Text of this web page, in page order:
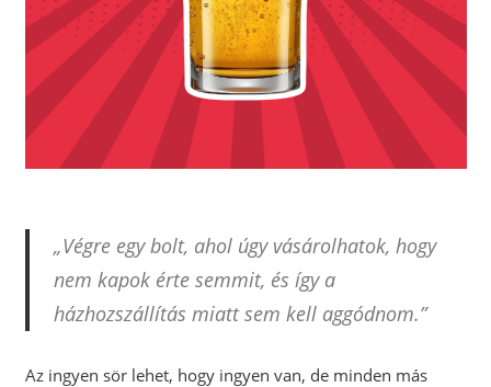
„Végre egy bolt, ahol úgy vásárolhatok, hogy
nem kapok érte semmit, és így a
házhozszállítás miatt sem kell aggódnom.”
Az ingyen sör lehet, hogy ingyen van, de minden más